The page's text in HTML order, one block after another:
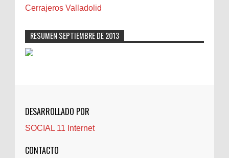
Carnavales
Castellón
Cerrajeros
Cocinas
Comentarios de la afición
Cerrajeros Valladolid
RESUMEN SEPTIEMBRE DE 2013
DESARROLLADO POR
SOCIAL 11 Internet
CONTACTO